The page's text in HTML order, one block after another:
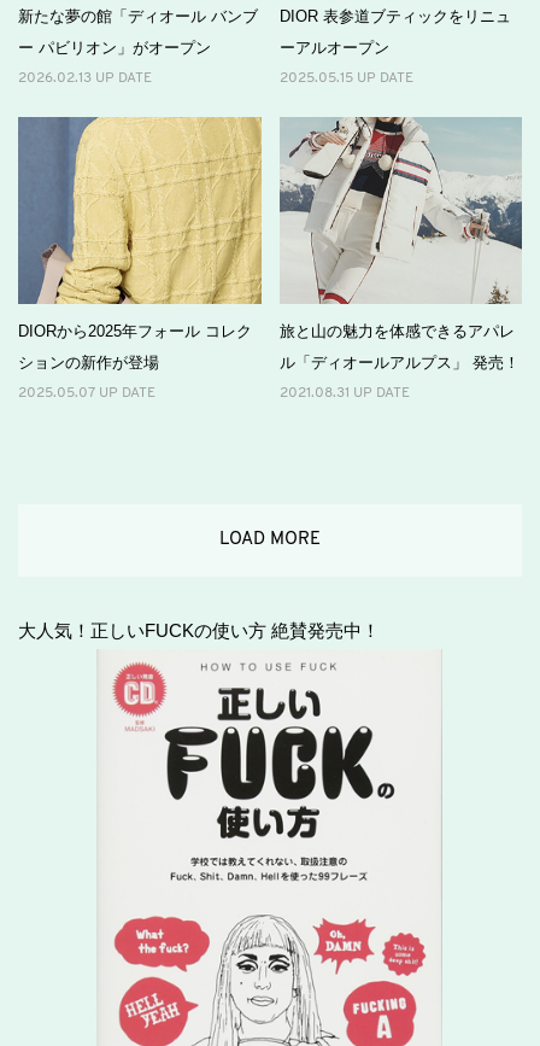
新たな夢の館「ディオール バンブ
ー パビリオン」がオープン
2026.02.13 UP DATE
DIOR 表参道ブティックをリニュ
ーアルオープン
2025.05.15 UP DATE
DIORから2025年フォール コレク
ションの新作が登場
2025.05.07 UP DATE
旅と山の魅力を体感できるアパレ
ル「ディオールアルプス」 発売！
2021.08.31 UP DATE
LOAD MORE
大人気！正しいFUCKの使い方 絶賛発売中！